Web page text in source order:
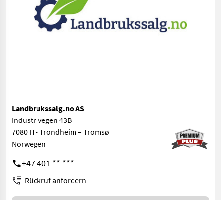
Landbrukssalg.no AS
Industrivegen 43B
7080 H - Trondheim – Tromsø
Norwegen
+47 401 ** ***
Rückruf anfordern